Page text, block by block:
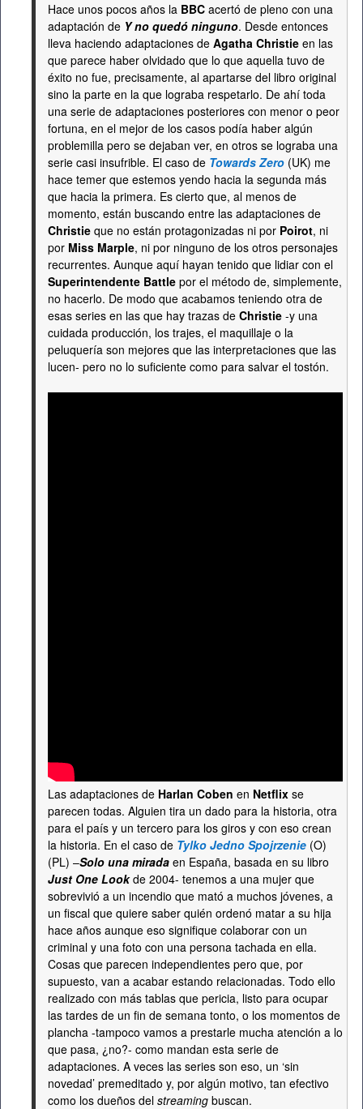
Hace unos pocos años la BBC acertó de pleno con una
adaptación de Y no quedó ninguno. Desde entonces
lleva haciendo adaptaciones de Agatha Christie en las
que parece haber olvidado que lo que aquella tuvo de
éxito no fue, precisamente, al apartarse del libro original
sino la parte en la que lograba respetarlo. De ahí toda
una serie de adaptaciones posteriores con menor o peor
fortuna, en el mejor de los casos podía haber algún
problemilla pero se dejaban ver, en otros se lograba una
serie casi insufrible. El caso de Towards Zero (UK) me
hace temer que estemos yendo hacia la segunda más
que hacia la primera. Es cierto que, al menos de
momento, están buscando entre las adaptaciones de
Christie que no están protagonizadas ni por Poirot, ni
por Miss Marple, ni por ninguno de los otros personajes
recurrentes. Aunque aquí hayan tenido que lidiar con el
Superintendente Battle por el método de, simplemente,
no hacerlo. De modo que acabamos teniendo otra de
esas series en las que hay trazas de Christie -y una
cuidada producción, los trajes, el maquillaje o la
peluquería son mejores que las interpretaciones que las
lucen- pero no lo suficiente como para salvar el tostón.
Las adaptaciones de Harlan Coben en Netflix se
parecen todas. Alguien tira un dado para la historia, otra
para el país y un tercero para los giros y con eso crean
la historia. En el caso de Tylko Jedno Spojrzenie (O)
(PL) –Solo una mirada en España, basada en su libro
Just One Lookde 2004- tenemos a una mujer que
sobrevivió a un incendio que mató a muchos jóvenes, a
un fiscal que quiere saber quién ordenó matar a su hija
hace años aunque eso signifique colaborar con un
criminal y una foto con una persona tachada en ella.
Cosas que parecen independientes pero que, por
supuesto, van a acabar estando relacionadas. Todo ello
realizado con más tablas que pericia, listo para ocupar
las tardes de un fin de semana tonto, o los momentos de
plancha -tampoco vamos a prestarle mucha atención a lo
que pasa, ¿no?- como mandan esta serie de
adaptaciones. A veces las series son eso, un ‘sin
novedad’ premeditado y, por algún motivo, tan efectivo
como los dueños del streaming buscan.